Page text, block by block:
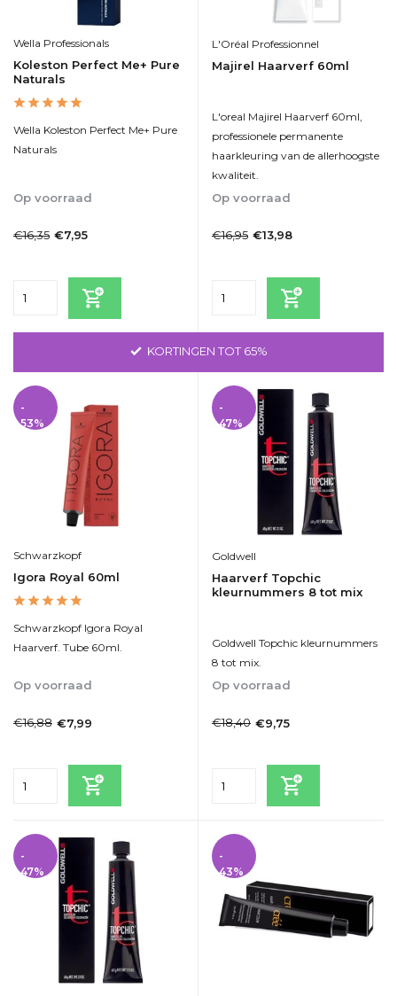
Wella Professionals
Koleston Perfect Me+ Pure
Naturals
Wella Koleston Perfect Me+ Pure
Naturals
Op voorraad
€16,35 €7,95
L'Oréal Professionnel
Majirel Haarverf 60ml
L'oreal Majirel Haarverf 60ml,
professionele permanente
haarkleuring van de allerhoogste
kwaliteit.
Op voorraad
€16,95 €13,98
GRATIS VERZENDING VANAF 75 EURO
-
53%
Schwarzkopf
Igora Royal 60ml
Schwarzkopf Igora Royal
Haarverf. Tube 60ml.
Op voorraad
€16,88 €7,99
-
47%
Goldwell
Haarverf Topchic
kleurnummers 8 tot mix
Goldwell Topchic kleurnummers
8 tot mix.
Op voorraad
€18,40 €9,75
-
47%
-
43%